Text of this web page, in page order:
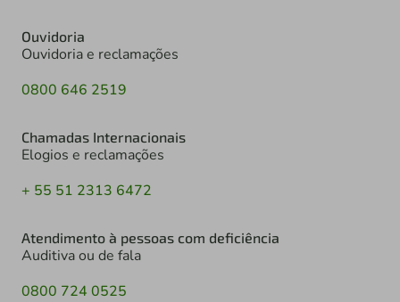
Ouvidoria
Ouvidoria e reclamações
0800 646 2519
Chamadas Internacionais
Elogios e reclamações
+ 55 51 2313 6472
Atendimento à pessoas com deficiência
Auditiva ou de fala
0800 724 0525